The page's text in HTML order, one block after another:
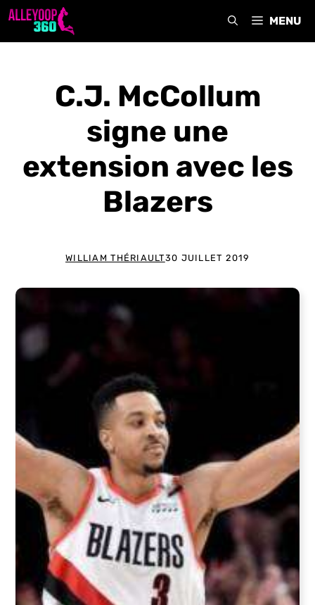
Aller
MENU
C.J. McCollum
signe une
extension avec les
Blazers
WILLIAM THÉRIAULT30 JUILLET 2019